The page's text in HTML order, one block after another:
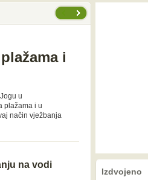
i
u
plažama i u
način vježbanja
na vodi nema prethodne stranice
nema sljedeće stranice
Izdvojeno